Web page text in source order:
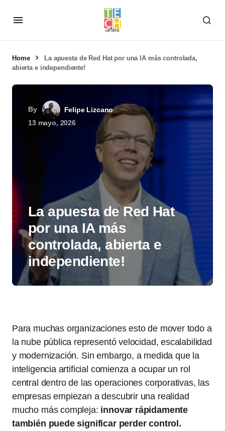
Home
La apuesta de Red Hat por una IA más controlada,
abierta e independiente!
By
Felipe Lizcano
13 mayo, 2026
La apuesta de Red Hat
por una IA más
controlada, abierta e
independiente!
Para muchas organizaciones esto de mover todo a
la nube pública representó velocidad, escalabilidad
y modernización. Sin embargo, a medida que la
inteligencia artificial comienza a ocupar un rol
central dentro de las operaciones corporativas, las
empresas empiezan a descubrir una realidad
mucho más compleja: innovar rápidamente
también puede significar perder control.